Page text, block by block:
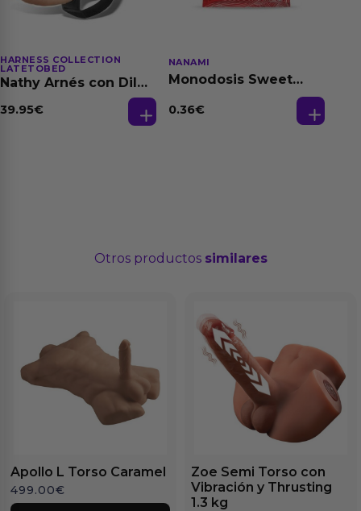
HARNESS COLLECTION
LATETOBED
Nathy Arnés con Dildo
39.95€
NANAMI
Monodosis Sweet
Base Agua 4 ml
0.36€
Otros productos similares
Apollo L Torso Caramel
499.00€
Zoe Semi Torso con
Vibración y Thrusting
1.3 kg